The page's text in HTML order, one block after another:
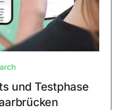
und Testphase